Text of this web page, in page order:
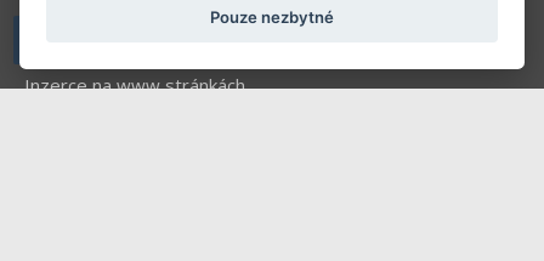
Inzerce na www stránkách
Pouze nezbytné